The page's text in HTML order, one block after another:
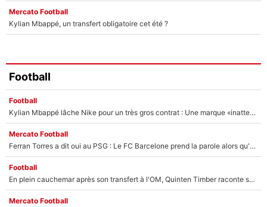
Mercato Football
Kylian Mbappé, un transfert obligatoire cet été ?
Football
Football
Kylian Mbappé lâche Nike pour un très gros contrat : Une marque «inattendue» va frapper très fort
Mercato Football
Ferran Torres a dit oui au PSG : Le FC Barcelone prend la parole alors qu'un transfert de l'attaquant espagnol prend forme
Football
En plein cauchemar après son transfert à l'OM, Quinten Timber raconte ses doutes après sa signature à Marseille
Mercato Football